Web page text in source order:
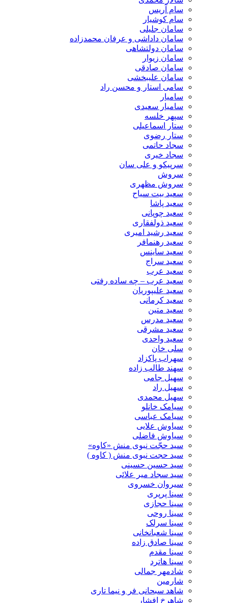
سام آریس
سام کوشیار
سامان جلیلی
سامان داداشی و عرفان محمدزاده
سامان دولتشاهی
سامان زیوار
سامان صادقی
سامان علیبخشی
سامی استار و محسن راد
سامیار
سامیار سعیدی
سپهر خلسه
ستار اسماعیلی
ستار رضوی
سجاد حاتمی
سجاد خیری
سرپیکو و علی سان
سروش
سروش مظهری
سعید بیت سیاح
سعید پاشا
سعید چوپانی
سعید ذولفقاری
سعید رشید امیری
سعید رهنمافر
سعید ساینس
سعید سراج
سعید عرب
سعید عرب – چه ساده رفتی
سعید علیپوریان
سعید کرمانی
سعید متین
سعید مدرس
سعید مشرقی
سعید واحدی
سلی خان
سهراب پاکزاد
سهند طالب زاده
سهیل جامی
سهیل راد
سهیل محمدی
سیامک خانلو
سیامک عباسی
سیاوش علایی
سیاوش فاضلی
سید حجّت نبوی منش «کاوه»
سید حجت نبوی منش ( کاوه )
سید حسین حسینى
سید سجاد میر علائی
سیروان خسروی
سینا پرپری
سینا حجازی
سینا روحی
سینا سرلک
سینا شعبانخانی
سینا صادق زاده
سینا مقدم
سینا هاترد
شادمهر جمالی
شارمین
شاهد سبحانی فر و نیما تاری
شاهرخ افشار